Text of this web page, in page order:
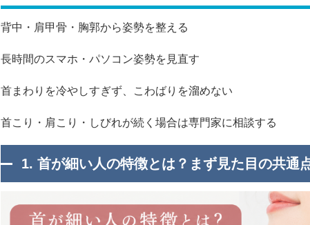
背中・肩甲骨・胸郭から姿勢を整える
長時間のスマホ・パソコン姿勢を見直す
首まわりを冷やしすぎず、こわばりを溜めない
首こり・肩こり・しびれが続く場合は専門家に相談する
1. 首が細い人の特徴とは？まず見た目の共通